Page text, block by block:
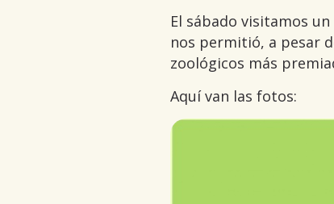
El sábado visitamos
nos permitió, a pesar
zoológicos más
Aquí van las fotos: